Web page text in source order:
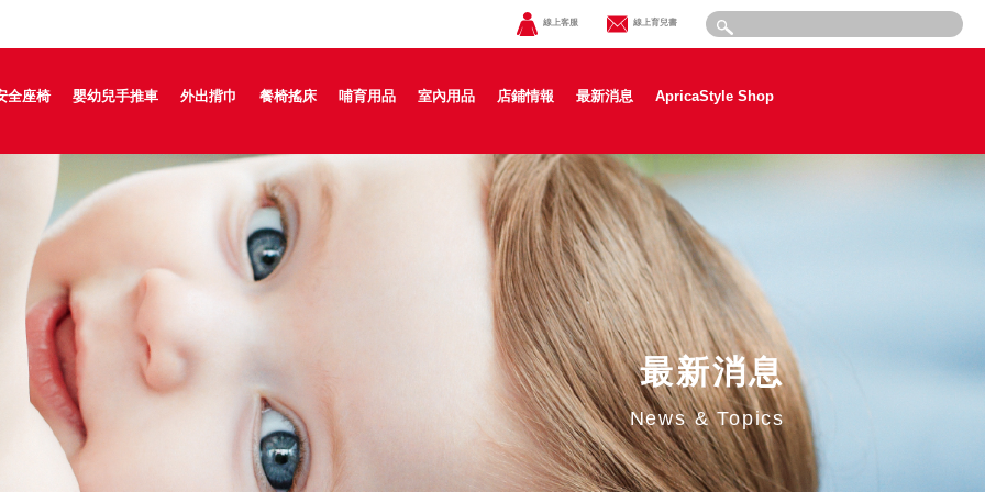
線上客服 線上育兒書
全座椅 嬰幼兒手推車 外出揹巾 餐椅搖床 哺育用品 室內用品 店鋪情報 最新消息 ApricaStyle Shop
最新消息
News & Topics